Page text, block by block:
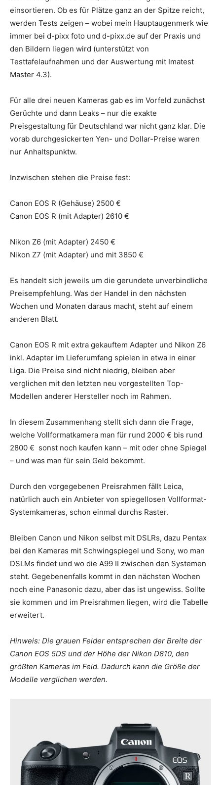
einsortieren. Ob es für Plätze ganz an der Spitze reicht,
werden Tests zeigen – wobei mein Hauptaugenmerk wie
immer bei d-pixx foto und d-pixx.de auf der Praxis und
den Bildern liegen wird (unterstützt von
Testtafelaufnahmen und der Auswertung mit Imatest
Master 4.3).
Für alle drei neuen Kameras gab es im Vorfeld zunächst
Gerüchte und dann Leaks – nur die exakte
Preisgestaltung für Deutschland war nicht ganz klar. Die
vorab durchgesickerten Yen- und Dollar-Preise waren
nur Anhaltspunktw.
Inzwischen stehen die Preise fest:
Canon EOS R (Gehäuse) 2500 €
Canon EOS R (mit Adapter) 2610 €
Nikon Z6 (mit Adapter) 2450 €
Nikon Z7 (mit Adapter) und mit 3850 €
Es handelt sich jeweils um die gerundete unverbindliche
Preisempfehlung. Was der Handel in den nächsten
Wochen und Monaten daraus macht, steht auf einem
anderen Blatt.
Canon EOS R mit extra gekauftem Adapter und Nikon Z6
inkl. Adapter im Lieferumfang spielen in etwa in einer
Liga. Die Preise sind nicht niedrig, bleiben aber
verglichen mit den letzten neu vorgestellten Top-
Modellen anderer Hersteller noch im Rahmen.
In diesem Zusammenhang stellt sich dann die Frage,
welche Vollformatkamera man für rund 2000 € bis rund
2800 € sonst noch kaufen kann – mit oder ohne Spiegel
– und was man für sein Geld bekommt.
Durch den vorgegebenen Preisrahmen fällt Leica,
natürlich auch ein Anbieter von spiegellosen Vollformat-
Systemkameras, schon einmal durchs Raster.
Bleiben Canon und Nikon selbst mit DSLRs, dazu Pentax
bei den Kameras mit Schwingspiegel und Sony, wo man
DSLMs findet und wo die A99 II zwischen den Systemen
steht. Gegebenenfalls kommt in den nächsten Wochen
noch eine Panasonic dazu, aber das ist ungewiss. Sollte
sie kommen und im Preisrahmen liegen, wird die Tabelle
erweitert.
Hinweis: Die grauen Felder entsprechen der Breite der
Canon EOS 5DS und der Höhe der Nikon D810, den
größten Kameras im Feld. Dadurch kann die Größe der
Modelle verglichen werden.